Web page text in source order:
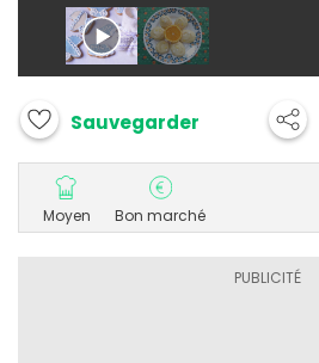
Sauvegarder
Moyen Bon marché